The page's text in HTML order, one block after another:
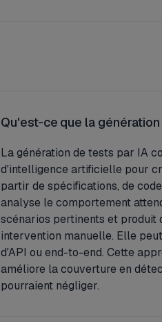
Qu'est-ce que la
La génération de tests par IA
d'intelligence artificielle pour
partir de spécifications, de
analyse le comportement
scénarios pertinents et produit
intervention manuelle. Elle
d'API ou end-to-end. Cette
améliore la couverture en
pourraient négliger.